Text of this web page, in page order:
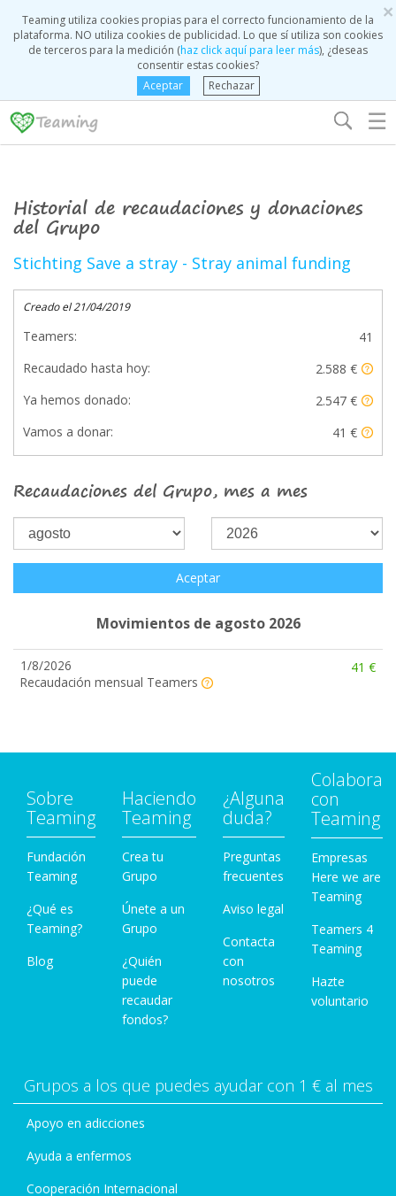
×
Teaming utiliza cookies propias para el correcto funcionamiento de la
plataforma. NO utiliza cookies de publicidad. Lo que sí utiliza son cookies
de terceros para la medición (haz click aquí para leer más), ¿deseas
consentir estas cookies?
Aceptar
Rechazar
☰
Historial de recaudaciones y donaciones
del Grupo
Stichting Save a stray - Stray animal funding
Creado el 21/04/2019
Teamers:
41
Recaudado hasta hoy:
2.588 €
Ya hemos donado:
2.547 €
Vamos a donar:
41 €
Recaudaciones del Grupo, mes a mes
Aceptar
Movimientos de agosto 2026
1/8/2026
Recaudación mensual Teamers
41 €
Sobre
Teaming
Fundación
Teaming
¿Qué es
Teaming?
Blog
Haciendo
Teaming
Crea tu
Grupo
Únete a un
Grupo
¿Quién
puede
recaudar
fondos?
¿Alguna
duda?
Preguntas
frecuentes
Aviso legal
Contacta
con
nosotros
Colabora
con
Teaming
Empresas
Here we are
Teaming
Teamers 4
Teaming
Hazte
voluntario
Grupos a los que puedes ayudar con 1 € al mes
Apoyo en adicciones
Ayuda a enfermos
Cooperación Internacional